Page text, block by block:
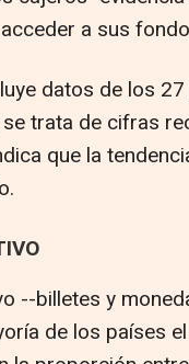
a sus
datos de los
trata de cifras
que la
--billetes y
de los países